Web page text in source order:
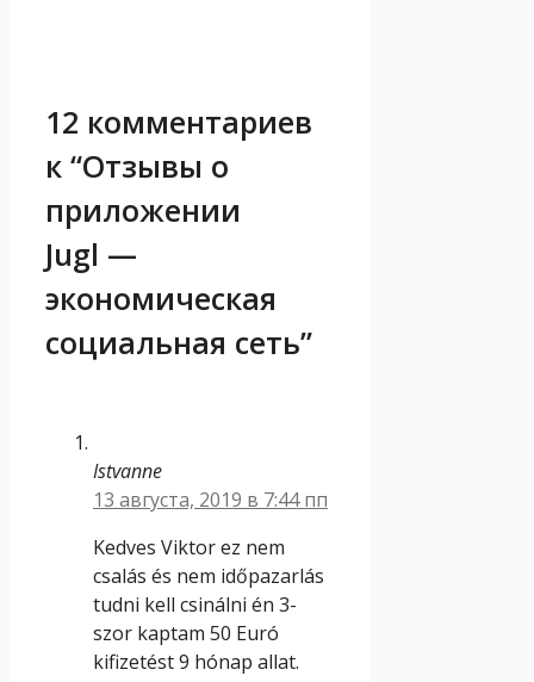
12 комментариев
к “Отзывы о
приложении
Jugl —
экономическая
социальная сеть”
Istvanne
13 августа, 2019 в 7:44 пп
Kedves Viktor ez nem
csalás és nem időpazarlás
tudni kell csinálni én 3-
szor kaptam 50 Euró
kifizetést 9 hónap allat.